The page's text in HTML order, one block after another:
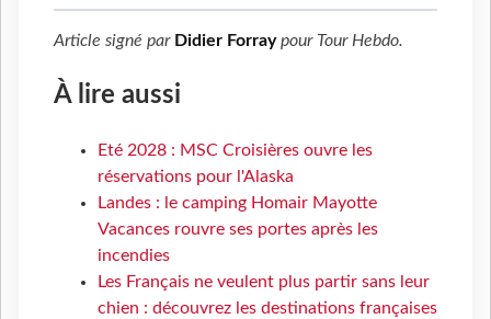
Article signé par Didier Forraypour Tour Hebdo.
À lire aussi
Eté 2028 : MSC Croisières ouvre les
réservations pour l'Alaska
Landes : le camping Homair Mayotte
Vacances rouvre ses portes après les
incendies
Les Français ne veulent plus partir sans leur
chien : découvrez les destinations françaises